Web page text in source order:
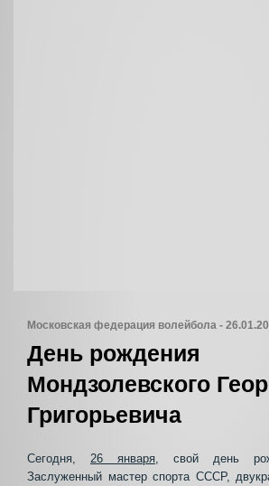
Московская федерация волейбола -
День рождения
Мондзолевского
Григорьевича
Сегодня, 26 января , свой день
Заслуженный мастер спорта СССР,